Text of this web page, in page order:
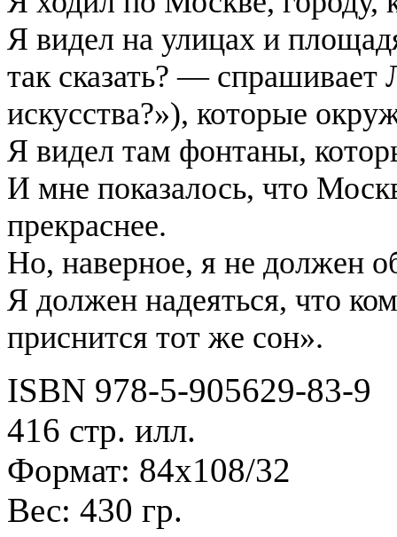
Я видел на улицах и
так сказать? —
искусства?»), которые
Я видел там фонтаны,
И мне показалось, что
прекраснее.
Но, наверное, я не должен
Я должен надеяться, что
приснится тот же сон».
ISBN 978-5-905629-83-9
416 стр. илл.
Формат: 84х108/32
Вес: 430 гр.